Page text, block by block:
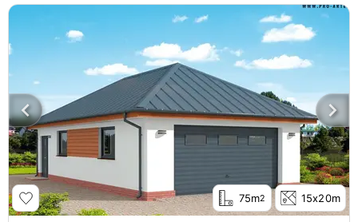
75m2 15x20m